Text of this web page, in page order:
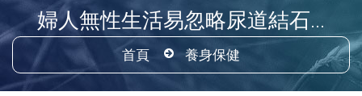
婦人無性生活易忽略尿道結石...
首頁 養身保健